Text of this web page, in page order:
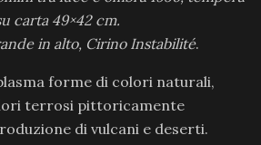
carta 49×42 cm.
in alto, Cirino Instabilité.
forme di colori naturali,
terrosi pittoricamente
di vulcani e deserti.